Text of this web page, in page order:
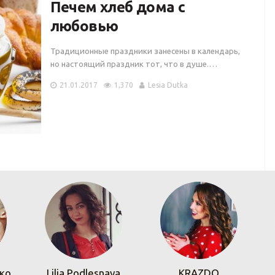
Печем хлеб дома с
любовью
Традиционные праздники занесены в календарь,
но настоящий праздник тот, что в душе.…
21.01.2017 1,370 Lesia Dutka